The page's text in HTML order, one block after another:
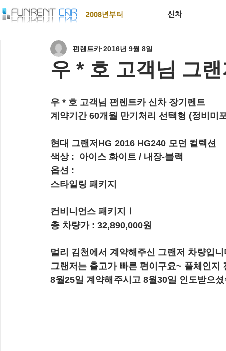
2008년부터 신차
우 * 호 고객님 그
펀렌트카 2016년 9월 8일
우 * 호 고객님 펀렌트카 신차 장기렌트
계약기간 60개월 만기처리 선택형 (정비미
현대 그랜저HG 2016 HG240 모던 컬렉션
색상 :  아이스 화이트 / 내장-블랙
옵션 :
스타일링 패키지
컨비니언스 패키지Ⅰ
총 차량가 : 32,890,000원
멀리 김천에서 계약해주신 그랜저 차량입
그랜저는 출고가 빠른 편이구요~ 풀체인지
8월25일 계약해주시고 8월30일 인도받으